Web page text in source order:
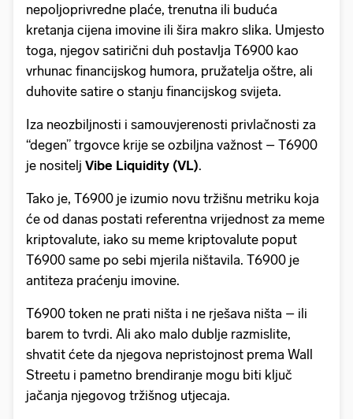
nepoljoprivredne plaće, trenutna ili buduća
kretanja cijena imovine ili šira makro slika. Umjesto
toga, njegov satirični duh postavlja T6900 kao
vrhunac financijskog humora, pružatelja oštre, ali
duhovite satire o stanju financijskog svijeta.
Iza neozbiljnosti i samouvjerenosti privlačnosti za
“degen” trgovce krije se ozbiljna važnost – T6900
je nositelj Vibe Liquidity (VL).
Tako je, T6900 je izumio novu tržišnu metriku koja
će od danas postati referentna vrijednost za meme
kriptovalute, iako su meme kriptovalute poput
T6900 same po sebi mjerila ništavila. T6900 je
antiteza praćenju imovine.
T6900 token ne prati ništa i ne rješava ništa – ili
barem to tvrdi. Ali ako malo dublje razmislite,
shvatit ćete da njegova nepristojnost prema Wall
Streetu i pametno brendiranje mogu biti ključ
jačanja njegovog tržišnog utjecaja.